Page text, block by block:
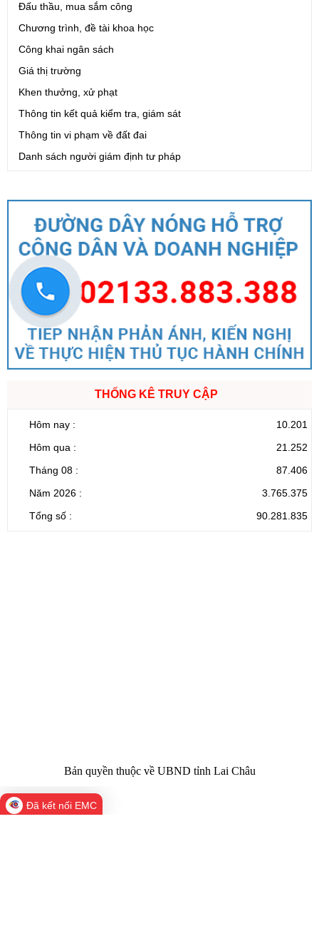
Đấu thầu, mua sắm công
Chương trình, đề tài khoa học
Công khai ngân sách
Giá thị trường
Khen thưởng, xử phạt
Thông tin kết quả kiểm tra, giám sát
Thông tin vi phạm về đất đai
Danh sách người giám định tư pháp
THỐNG KÊ TRUY CẬP
Hôm nay :
10.201
Hôm qua :
21.252
Tháng 08 :
87.406
Năm 2026 :
3.765.375
Tổng số :
90.281.835
Bản quyền thuộc về UBND tỉnh Lai Châu
Đã kết nối EMC